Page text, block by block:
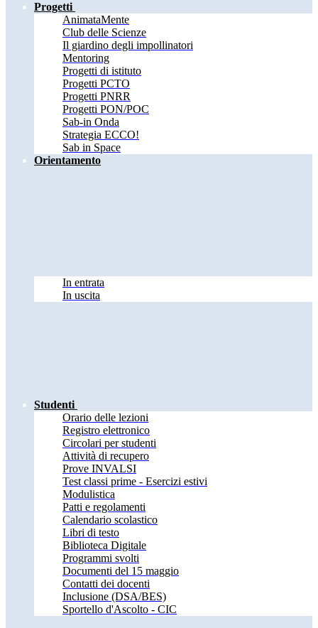
Progetti
AnimataMente
Club delle Scienze
Il giardino degli impollinatori
Mentoring
Progetti di istituto
Progetti PCTO
Progetti PNRR
Progetti PON/POC
Sab-in Onda
Strategia ECCO!
Sab in Space
Orientamento
In entrata
In uscita
Studenti
Orario delle lezioni
Registro elettronico
Circolari per studenti
Attività di recupero
Prove INVALSI
Test classi prime - Esercizi estivi
Modulistica
Patti e regolamenti
Calendario scolastico
Libri di testo
Biblioteca Digitale
Programmi svolti
Documenti del 15 maggio
Contatti dei docenti
Inclusione (DSA/BES)
Sportello d'Ascolto - CIC